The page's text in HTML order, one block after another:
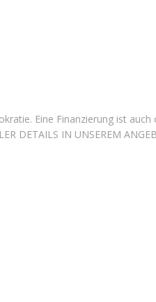
Eine Finanzierung ist auch
DETAILS IN UNSEREM